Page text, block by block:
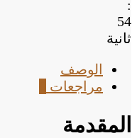
:
53
ثانية
الوصف
مراجعات
المقدمة